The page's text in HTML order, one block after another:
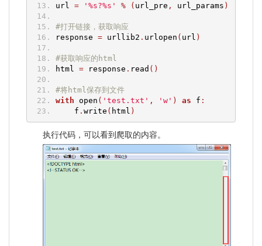
url = '%s?%s' % ( url_pre , url_params )
#打开链接，获取响应
response = urllib2 . urlopen ( url )
#获取响应的html
html = response . read ()
#将html保存到文件
with open ( 'test.txt' , 'w' ) as f :
f . write ( html )
执行代码，可以看到爬取的内容。